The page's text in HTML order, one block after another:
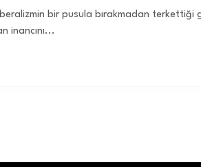
bir pusula bırakmadan terkettiği
inancını...